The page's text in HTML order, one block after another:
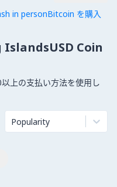
in personBitcoin を購入
Coin
上の支払い方法を使用し
Popularity